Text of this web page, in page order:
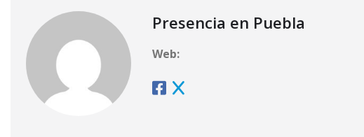
Presencia en Puebla
Web: